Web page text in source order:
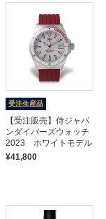
受注生産品
【受注販売】侍ジャパ
ンダイバーズウォッチ
2023 ホワイトモデル
¥41,800